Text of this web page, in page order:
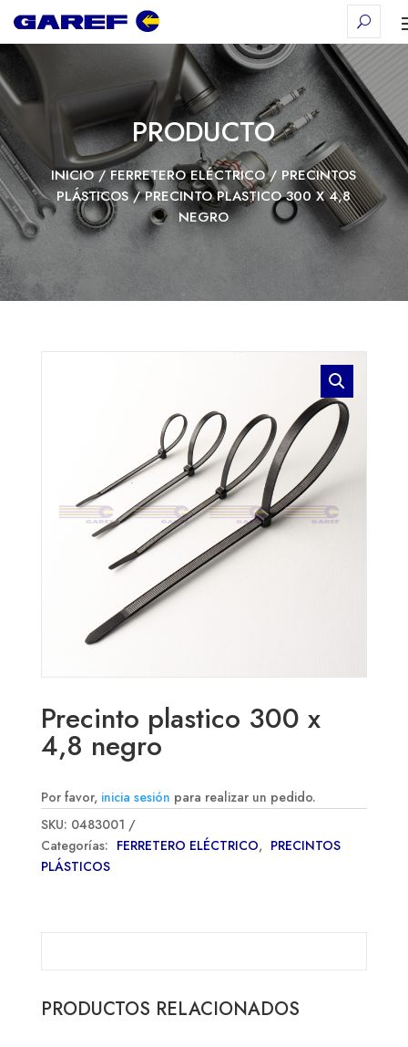
PRODUCTO
INICIO/FERRETERO ELÉCTRICO/ PRECINTOS
PLÁSTICOS/ PRECINTO PLASTICO 300 X 4,8
NEGRO
Precinto plastico 300 x
4,8 negro
Por favor, inicia sesión para realizar un pedido.
SKU: 0483001
Categorías: FERRETERO ELÉCTRICO, PRECINTOS
PLÁSTICOS
PRODUCTOS RELACIONADOS